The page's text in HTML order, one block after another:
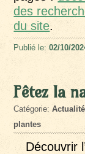
des
du site.
Publié le:02/10/
Fêtez la
Catégorie:
plantes
Découvrir